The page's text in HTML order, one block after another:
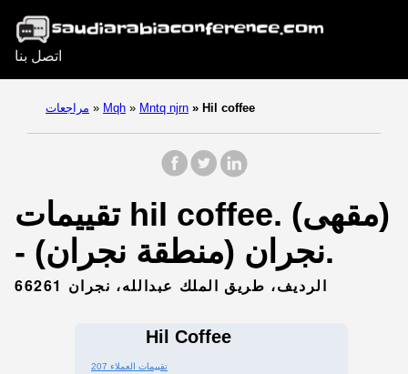
اتصل بنا
مراجعات » Mqh » Mntq njrn » Hil coffee
تقييمات hil coffee. (مقهى)
- نجران (منطقة نجران).
الرديف، طريق الملك عبدالله، نجران 66261
Hil Coffee
207 تقييمات العملاء